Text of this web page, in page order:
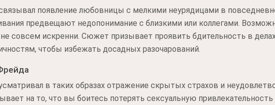
появление любовницы с мелкими неурядицами в
предвещают недопонимание с близкими или коллегами.
совсем искренни. Сюжет призывает проявить бдительность в
чтобы избежать досадных разочарований.
в таких образах отражение скрытых страхов и
на то, что вы боитесь потерять сексуальную